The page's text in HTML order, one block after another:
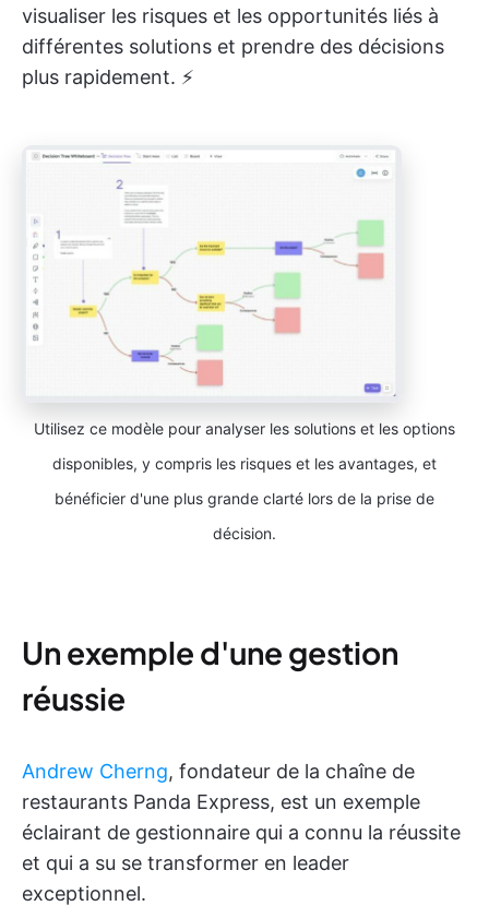
visualiser les risques et les opportunités liés à
différentes solutions et prendre des décisions
plus rapidement. ⚡
Utilisez ce modèle pour analyser les solutions et les options
disponibles, y compris les risques et les avantages, et
bénéficier d'une plus grande clarté lors de la prise de
décision.
Un exemple d'une gestion
réussie
Andrew Cherng, fondateur de la chaîne de
restaurants Panda Express, est un exemple
éclairant de gestionnaire qui a connu la réussite
et qui a su se transformer en leader
exceptionnel.